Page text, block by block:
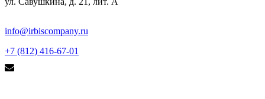
info@irbiscompany.ru
+7 (812) 416-67-01